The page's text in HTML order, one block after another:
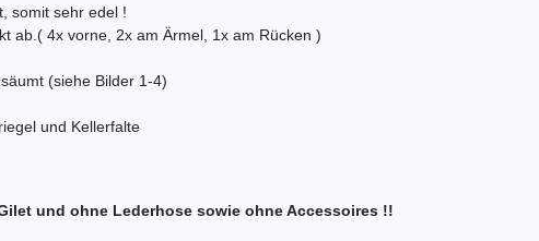
somit sehr edel !
ab.( 4x vorne, 2x am Ärmel, 1x am Rücken )
(siehe Bilder 1-4)
und Kellerfalte
und ohne Lederhose sowie ohne Accessoires !!